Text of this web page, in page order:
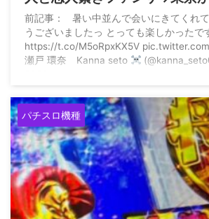
参戦する猛者もいた模様
前記事： 暑い中並んで会いにきてくれ
うございましたっ とっても楽しかったで
https://t.co/M5oRpxKX5V
瀬戸 環奈 Kanna seto
パチスロ機種